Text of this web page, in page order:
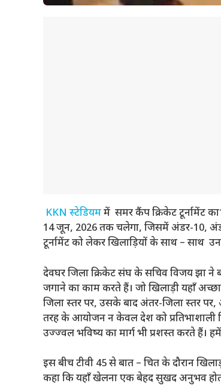
KKN स्टेडियममें समर कैंप क्रिकेट टूर्नामेंट
14 जून, 2026 तक चलेगा, जिसमें अंडर-10,
टूर्नामेंट को लेकर खिलाड़ियों के साथ – साथ
देवघर जिला क्रिकेट संघ के सचिव विजय झा ने
जगाने का काम करते हैं। जो खिलाड़ी यहाँ
जिला स्तर पर, उसके बाद अंतर-जिला स्तर
तरह के आयोजन न केवल देश को प्रतिभाशाली
उज्ज्वल भविष्य का मार्ग भी प्रशस्त करते हैं।
इस बीच टीवी 45 से बात – चित के दौरान
कहा कि यहाँ खेलना एक बेहद सुखद अनुभव